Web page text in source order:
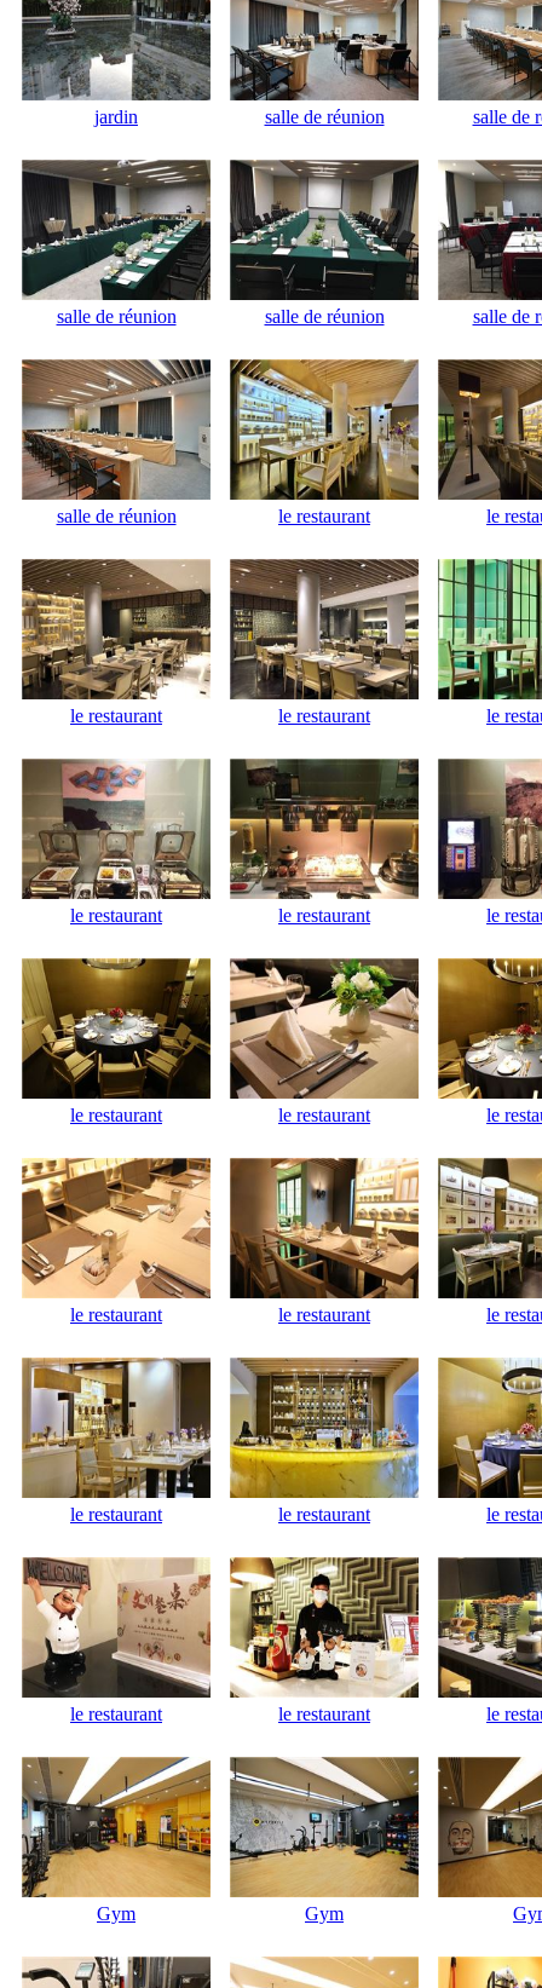
jardin salle de réunion salle de
salle de réunion salle de réunion salle de
salle de réunion le restaurant le
le restaurant le restaurant le
le restaurant le restaurant le
le restaurant le restaurant le
le restaurant le restaurant le
le restaurant le restaurant le
le restaurant le restaurant le
Gym Gym